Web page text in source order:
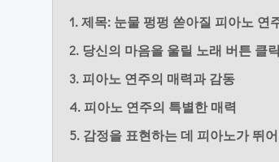
1. 제목: 눈물 펑펑 쏟아질 피아노 연
2. 당신의 마음을 울릴 노래 버튼 클
3. 피아노 연주의 매력과 감동
4. 피아노 연주의 특별한 매력
5. 감정을 표현하는 데 피아노가 뛰